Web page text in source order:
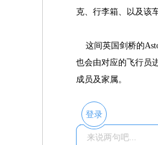
克、行李箱、以及该
这间英国剑桥的
也会由对应的飞行员
成员及家属。
登录